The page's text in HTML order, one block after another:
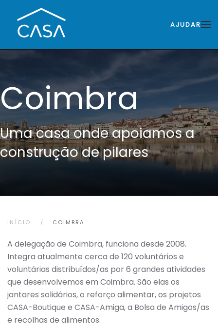
AJUDAR
Coimbra
Uma casa onde apoiamos a
construção de pilares
INÍCIO COIMBRA
A delegação de Coimbra, funciona desde 2008.
Integra atualmente cerca de 120 voluntários e
voluntárias distribuídos/as por 6 grandes atividades
que desenvolvemos em Coimbra. São elas os
jantares solidários, o reforço alimentar, os projetos
CASA-Boutique e CASA-Amiga, a Bolsa de Amigos/as
e recolhas de alimentos.